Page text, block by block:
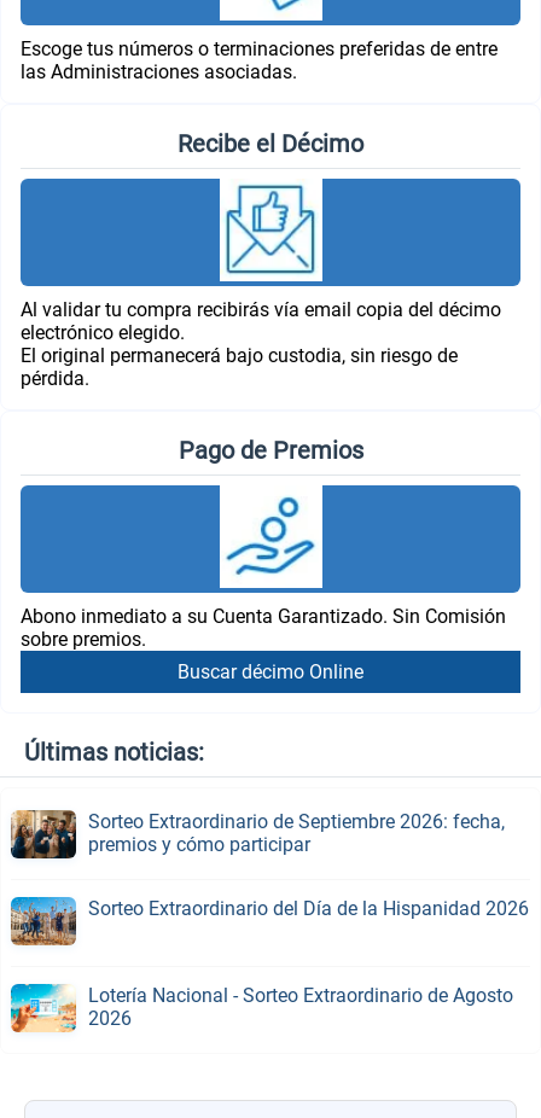
Escoge tus números o terminaciones preferidas de entre
las Administraciones asociadas.
Recibe el Décimo
Al validar tu compra recibirás vía email copia del décimo
electrónico elegido.
El original permanecerá bajo custodia, sin riesgo de
pérdida.
Pago de Premios
Abono inmediato a su Cuenta Garantizado. Sin Comisión
sobre premios.
Buscar décimo Online
Últimas noticias:
Sorteo Extraordinario de Septiembre 2026: fecha,
premios y cómo participar
Sorteo Extraordinario del Día de la Hispanidad 2026
Lotería Nacional - Sorteo Extraordinario de Agosto
2026